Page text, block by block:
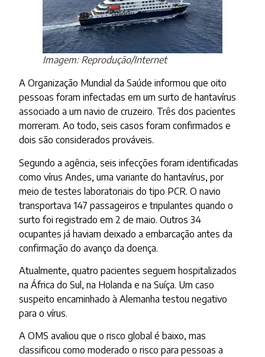
Imagem: Reprodução/Internet
A Organização Mundial da Saúde informou que oito
pessoas foram infectadas em um surto de hantavírus
associado a um navio de cruzeiro. Três dos pacientes
morreram. Ao todo, seis casos foram confirmados e
dois são considerados prováveis.
Segundo a agência, seis infecções foram identificadas
como vírus Andes, uma variante do hantavírus, por
meio de testes laboratoriais do tipo PCR. O navio
transportava 147 passageiros e tripulantes quando o
surto foi registrado em 2 de maio. Outros 34
ocupantes já haviam deixado a embarcação antes da
confirmação do avanço da doença.
Atualmente, quatro pacientes seguem hospitalizados
na África do Sul, na Holanda e na Suíça. Um caso
suspeito encaminhado à Alemanha testou negativo
para o vírus.
A OMS avaliou que o risco global é baixo, mas
classificou como moderado o risco para pessoas a